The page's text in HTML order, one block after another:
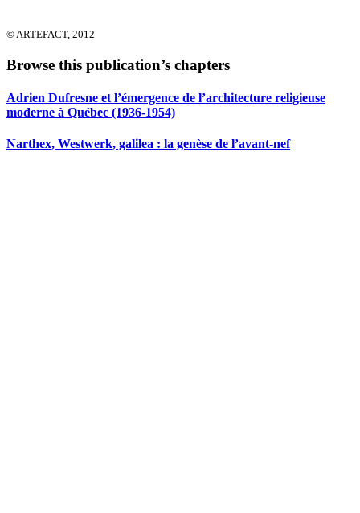
© ARTEFACT, 2012
Browse this publication’s chapters
Adrien Dufresne et l’émergence de l’architecture religieuse
moderne à Québec (1936-1954)
Narthex, Westwerk, galilea : la genèse de l’avant-nef